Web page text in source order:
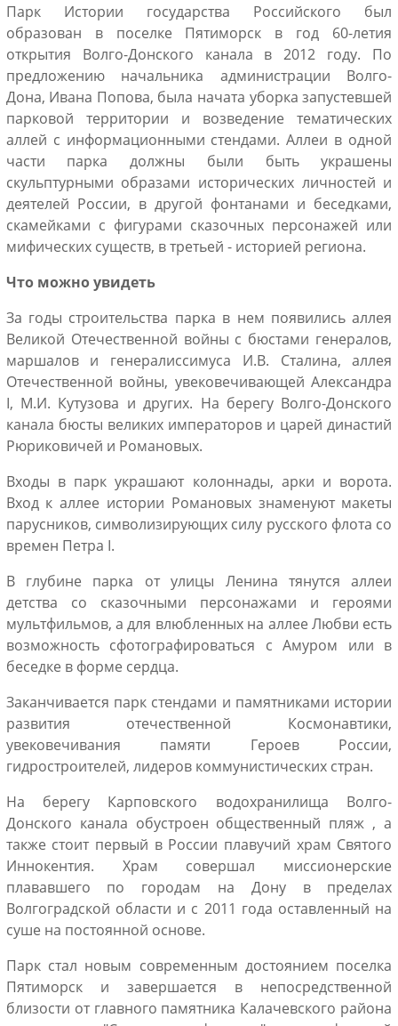
Парк Истории государства Российского был
образован в поселке Пятиморск в год 60-летия
открытия Волго-Донского канала в 2012 году. По
предложению начальника администрации Волго-
Дона, Ивана Попова, была начата уборка запустевшей
парковой территории и возведение тематических
аллей с информационными стендами. Аллеи в одной
части парка должны были быть украшены
скульптурными образами исторических личностей и
деятелей России, в другой фонтанами и беседками,
скамейками с фигурами сказочных персонажей или
мифических существ, в третьей - историей региона.
Что можно увидеть
За годы строительства парка в нем появились аллея
Великой Отечественной войны с бюстами генералов,
маршалов и генералиссимуса И.В. Сталина, аллея
Отечественной войны, увековечивающей Александра
I, М.И. Кутузова и других. На берегу Волго-Донского
канала бюсты великих императоров и царей династий
Рюриковичей и Романовых.
Входы в парк украшают колоннады, арки и ворота.
Вход к аллее истории Романовых знаменуют макеты
парусников, символизирующих силу русского флота со
времен Петра I.
В глубине парка от улицы Ленина тянутся аллеи
детства со сказочными персонажами и героями
мультфильмов, а для влюбленных на аллее Любви есть
возможность сфотографироваться с Амуром или в
беседке в форме сердца.
Заканчивается парк стендами и памятниками истории
развития отечественной Космонавтики,
увековечивания памяти Героев России,
гидростроителей, лидеров коммунистических стран.
На берегу Карповского водохранилища Волго-
Донского канала обустроен общественный пляж , а
также стоит первый в России плавучий храм Святого
Иннокентия. Храм совершал миссионерские
плававшего по городам на Дону в пределах
Волгоградской области и с 2011 года оставленный на
суше на постоянной основе.
Парк стал новым современным достоянием поселка
Пятиморск и завершается в непосредственной
близости от главного памятника Калачевского района